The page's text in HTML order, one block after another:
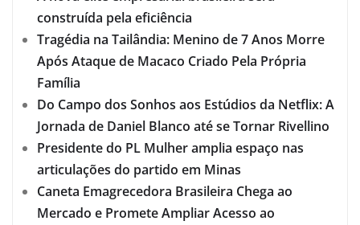
construída pela eficiência
Tragédia na Tailândia: Menino de 7 Anos Morre
Após Ataque de Macaco Criado Pela Própria
Família
Do Campo dos Sonhos aos Estúdios da Netflix: A
Jornada de Daniel Blanco até se Tornar Rivellino
Presidente do PL Mulher amplia espaço nas
articulações do partido em Minas
Caneta Emagrecedora Brasileira Chega ao
Mercado e Promete Ampliar Acesso ao